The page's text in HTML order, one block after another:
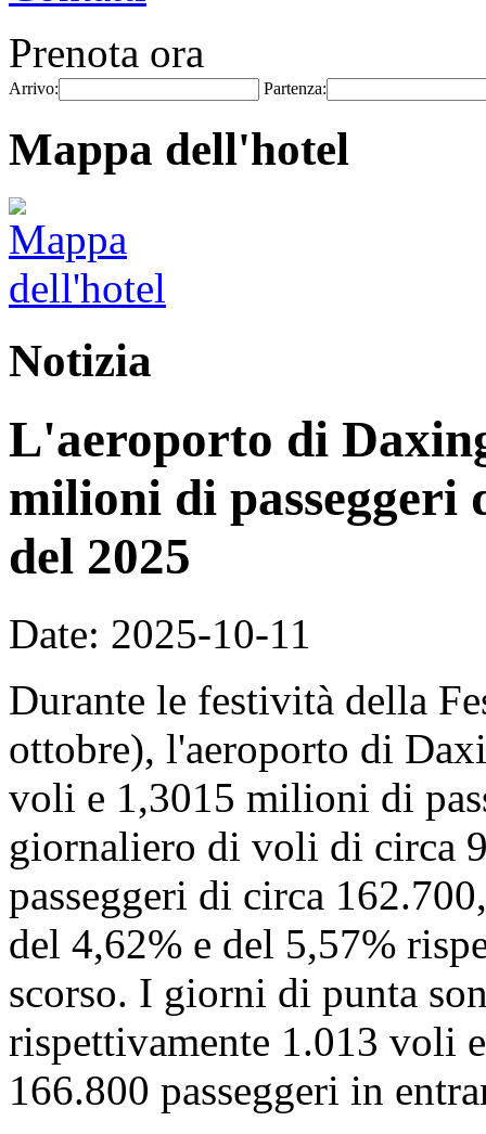
Prenota ora
Arrivo: Partenza:
Mappa dell'hotel
Notizia
L'aeroporto di
milioni di passeggeri
del 2025
Date: 2025-10-11
Durante le festività della
ottobre), l'aeroporto di
voli e 1,3015 milioni di
giornaliero di voli di circa
passeggeri di circa
del 4,62% e del 5,57%
scorso. I giorni di punta
rispettivamente 1.013 voli
166.800 passeggeri in